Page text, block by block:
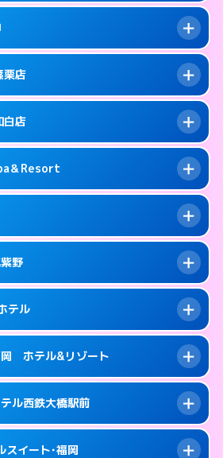
細ページを見る →
細ページを見る →
直接お部屋まで伺います。
荒戸1-5-27
細ページを見る →
より派遣できません。
大手門1-5-4
細ページを見る →
直接お部屋まで伺います。
舞鶴1-5-6
細ページを見る →
栗店
より派遣できません。
大字乙犬985-1
細ページを見る →
白店
より派遣できません。
白丘2-3-1
細ページを見る →
＆Resort
直接お部屋まで伺います。
戸崎18-25
細ページを見る →
降はホテルの入り口で待ち
細ページを見る →
野
より派遣できません。
1-14-3
細ページを見る →
テル
きません。
の浜4-15-9
ホテル&リゾート
より派遣できません。
ル西鉄大橋駅前
イート･福岡